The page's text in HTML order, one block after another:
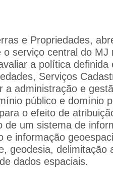
e Propriedades,
o serviço central do MJ
a política definida
Serviços
a administração e
público e domínio
o efeito de
de um sistema de
e informação
geodesia, delimitação
dados espaciais.